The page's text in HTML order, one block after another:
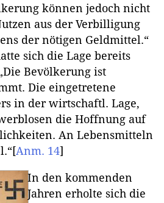
können jedoch nicht
aus der Verbilligung
der nötigen Geldmittel.“
sich die Lage bereits
Bevölkerung ist
Die eingetretene
in der wirtschaftl. Lage,
die Hoffnung auf
An Lebensmitteln
[Anm. 14]
In den kommenden
Jahren erholte sich die